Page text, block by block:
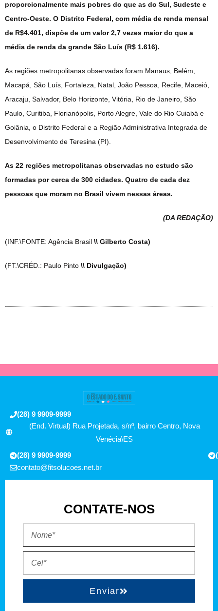
proporcionalmente mais pobres do que as do Sul, Sudeste e
Centro-Oeste. O Distrito Federal, com média de renda mensal
de R$4.401, dispõe de um valor 2,7 vezes maior do que a
média de renda da grande São Luís (R$ 1.616).
As regiões metropolitanas observadas foram Manaus, Belém,
Macapá, São Luís, Fortaleza, Natal, João Pessoa, Recife, Maceió,
Aracaju, Salvador, Belo Horizonte, Vitória, Rio de Janeiro, São
Paulo, Curitiba, Florianópolis, Porto Alegre, Vale do Rio Cuiabá e
Goiânia, o Distrito Federal e a Região Administrativa Integrada de
Desenvolvimento de Teresina (PI).
As 22 regiões metropolitanas observadas no estudo são
formadas por cerca de 300 cidades. Quatro de cada dez
pessoas que moram no Brasil vivem nessas áreas.
(DA REDAÇÃO)
(INF.\FONTE: Agência Brasil \\ Gilberto Costa)
(FT.\CRÉD.: Paulo Pinto \\ Divulgação)
(28) 9 9909-9999
(End. Virtual) Rua Projetada, s/nº, bairro Centro, Nova
Venécia\ES
(28) 9 9909-9999
contato@fitsolucoes.net.br
CONTATE-NOS
Enviar